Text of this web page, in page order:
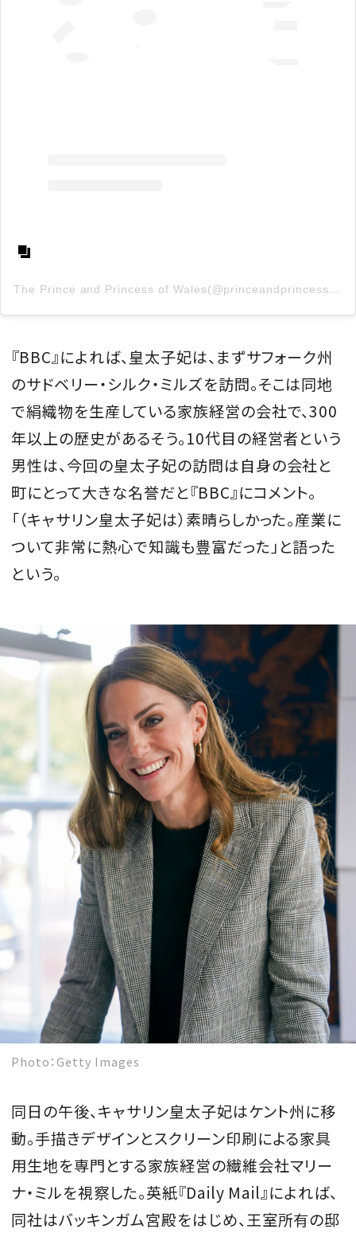
『BBC』によれば、皇太子妃は、まずサフォーク州
のサドベリー・シルク・ミルズを訪問。そこは同地
で絹織物を生産している家族経営の会社で、300
年以上の歴史があるそう。10代目の経営者という
男性は、今回の皇太子妃の訪問は自身の会社と
町にとって大きな名誉だと『BBC』にコメント。
「（キャサリン皇太子妃は）素晴らしかった。産業に
ついて非常に熱心で知識も豊富だった」と語った
という。
Photo：Getty Images
同日の午後、キャサリン皇太子妃はケント州に移
動。手描きデザインとスクリーン印刷による家具
用生地を専門とする家族経営の繊維会社マリー
ナ・ミルを視察した。英紙『Daily Mail』によれば、
同社はバッキンガム宮殿をはじめ、王室所有の邸